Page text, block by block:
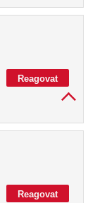
Reagovat
Reagovat